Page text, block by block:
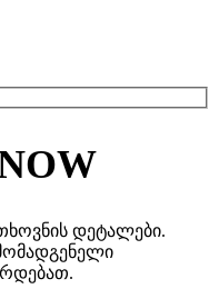
დეტალები.